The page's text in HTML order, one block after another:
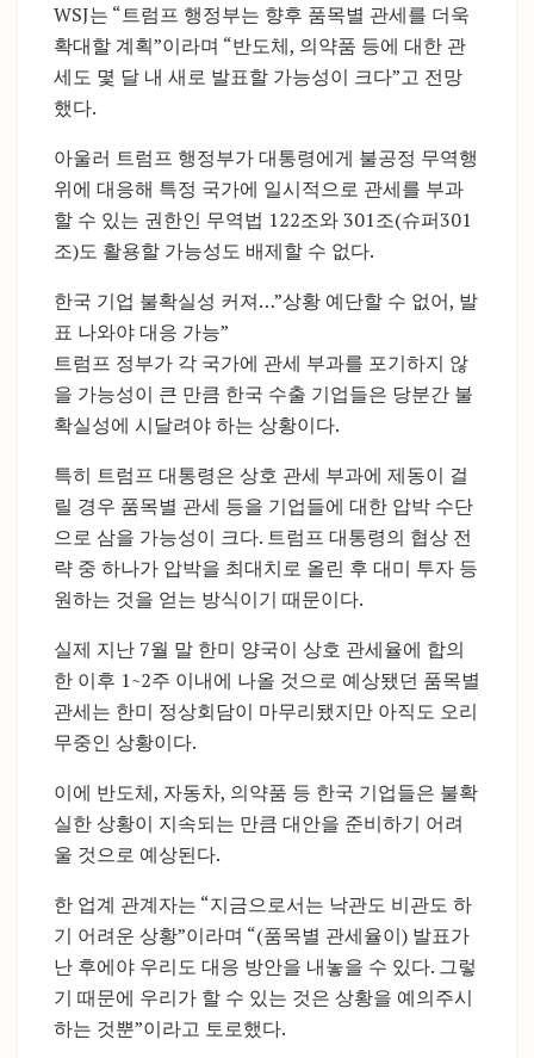
WSJ는 “트럼프 행정부는 향후 품목별 관세를 더욱
확대할 계획”이라며 “반도체, 의약품 등에 대한 관
세도 몇 달 내 새로 발표할 가능성이 크다”고 전망
했다.
아울러 트럼프 행정부가 대통령에게 불공정 무역행
위에 대응해 특정 국가에 일시적으로 관세를 부과
할 수 있는 권한인 무역법 122조와 301조(슈퍼301
조)도 활용할 가능성도 배제할 수 없다.
한국 기업 불확실성 커져…”상황 예단할 수 없어, 발
표 나와야 대응 가능”
트럼프 정부가 각 국가에 관세 부과를 포기하지 않
을 가능성이 큰 만큼 한국 수출 기업들은 당분간 불
확실성에 시달려야 하는 상황이다.
특히 트럼프 대통령은 상호 관세 부과에 제동이 걸
릴 경우 품목별 관세 등을 기업들에 대한 압박 수단
으로 삼을 가능성이 크다. 트럼프 대통령의 협상 전
략 중 하나가 압박을 최대치로 올린 후 대미 투자 등
원하는 것을 얻는 방식이기 때문이다.
실제 지난 7월 말 한미 양국이 상호 관세율에 합의
한 이후 1~2주 이내에 나올 것으로 예상됐던 품목별
관세는 한미 정상회담이 마무리됐지만 아직도 오리
무중인 상황이다.
이에 반도체, 자동차, 의약품 등 한국 기업들은 불확
실한 상황이 지속되는 만큼 대안을 준비하기 어려
울 것으로 예상된다.
한 업계 관계자는 “지금으로서는 낙관도 비관도 하
기 어려운 상황”이라며 “(품목별 관세율이) 발표가
난 후에야 우리도 대응 방안을 내놓을 수 있다. 그렇
기 때문에 우리가 할 수 있는 것은 상황을 예의주시
하는 것뿐”이라고 토로했다.